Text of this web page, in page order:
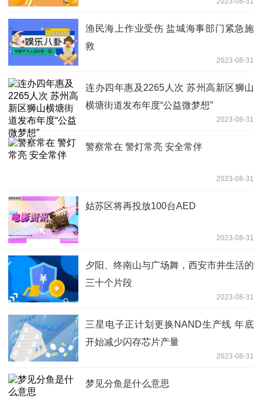
渔民海上作业受伤 盐城海事部门紧急施
救
2023-08-31
连办四年惠及2265人次 苏州高新区狮山
横塘街道发布年度“公益微梦想”
2023-08-31
警察常在 警灯常亮 安全常伴
2023-08-31
姑苏区将再投放100台AED
2023-08-31
夕阳、终南山与广场舞，西安市井生活的
三十个片段
2023-08-31
三星电子正计划更换NAND生产线 年底
开始减少闪存芯片产量
2023-08-31
梦见分鱼是什么意思